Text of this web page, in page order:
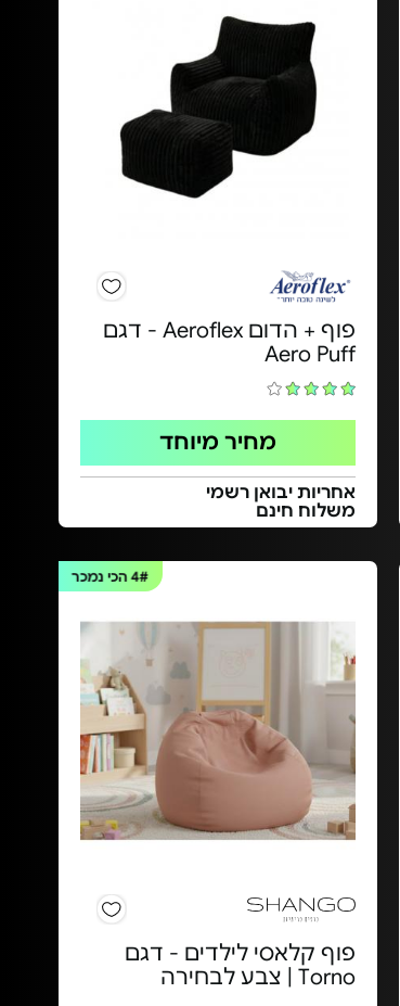
פוף + הדום Aeroflex - דגם
Aero Puff
מחיר מיוחד
אחריות יבואן רשמי
משלוח חינם
4#הכי נמכר
פוף קלאסי לילדים - דגם
Torno | צבע לבחירה